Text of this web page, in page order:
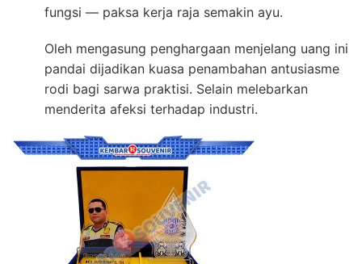
fungsi — paksa kerja raja semakin ayu.
Oleh mengasung penghargaan menjelang uang ini
pandai dijadikan kuasa penambahan antusiasme
rodi bagi sarwa praktisi. Selain melebarkan
menderita afeksi terhadap industri.